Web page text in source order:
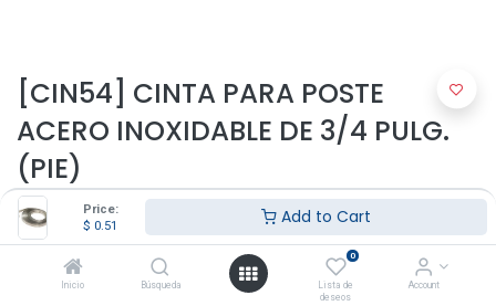
Price:
$ 0.51 Add to Cart
Inicio Búsqueda
0
Lista de
deseos
Account
[CIN54] CINTA PARA POSTE
ACERO INOXIDABLE DE 3/4 PULG.
(PIE)
La cinta para poste Band It, ofrece:
Medida: 3/4
Fabricada en acero inoxidable.
Elimina los costosos desperdicios y la complicada medición,